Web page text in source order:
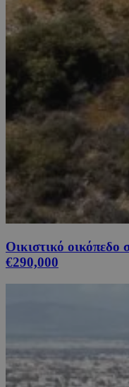
Οικιστικό οικόπεδο
€290,000